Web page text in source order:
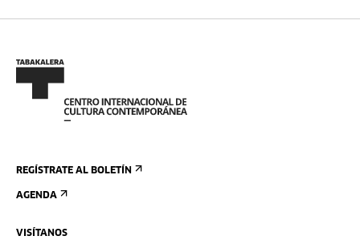
REGÍSTRATE AL BOLETÍN
AGENDA
VISÍTANOS